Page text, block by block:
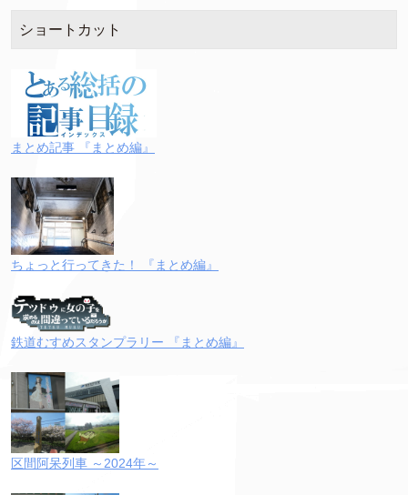
ショートカット
まとめ記事 『まとめ編』
ちょっと行ってきた！ 『まとめ編』
鉄道むすめスタンプラリー 『まとめ編』
区間阿呆列車 ～2024年～